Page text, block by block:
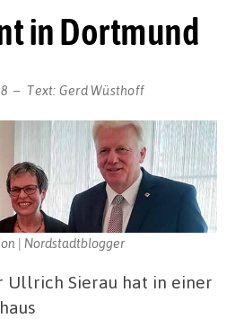
in Dortmund
Text: Gerd Wüsthoff
| Nordstadtblogger
Ullrich Sierau hat in einer